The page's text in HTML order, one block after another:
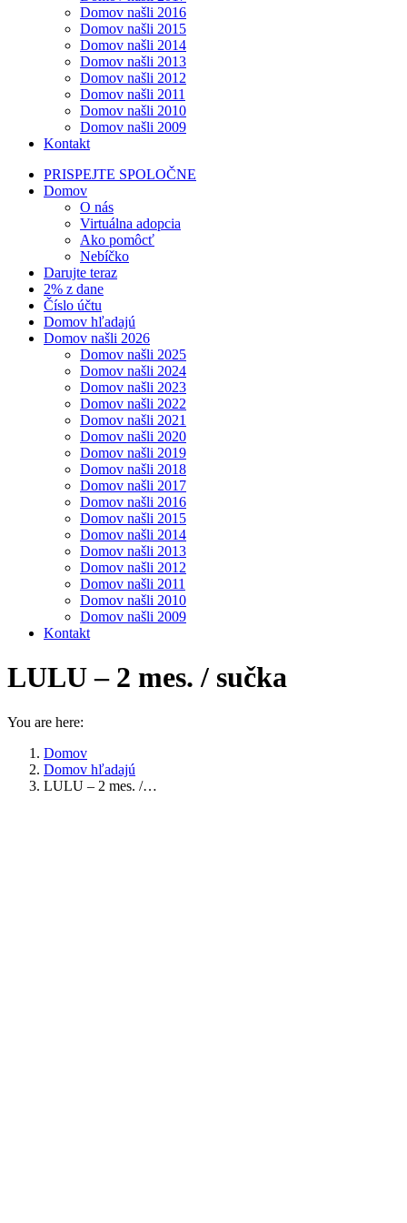
Domov našli 2016
Domov našli 2015
Domov našli 2014
Domov našli 2013
Domov našli 2012
Domov našli 2011
Domov našli 2010
Domov našli 2009
Kontakt
PRISPEJTE SPOLOČNE
Domov
O nás
Virtuálna adopcia
Ako pomôcť
Nebíčko
Darujte teraz
2% z dane
Číslo účtu
Domov hľadajú
Domov našli 2026
Domov našli 2025
Domov našli 2024
Domov našli 2023
Domov našli 2022
Domov našli 2021
Domov našli 2020
Domov našli 2019
Domov našli 2018
Domov našli 2017
Domov našli 2016
Domov našli 2015
Domov našli 2014
Domov našli 2013
Domov našli 2012
Domov našli 2011
Domov našli 2010
Domov našli 2009
Kontakt
LULU – 2 mes. / sučka
You are here:
Domov
Domov hľadajú
LULU – 2 mes. /…